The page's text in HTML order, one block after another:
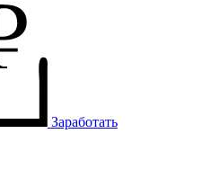
Заработать